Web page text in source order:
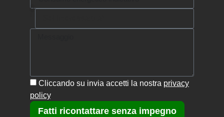
Cliccando su invia accetti la nostra privacy
policy.
Fatti ricontattare senza impegno